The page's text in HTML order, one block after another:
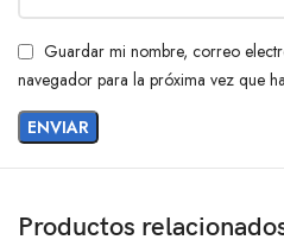
Guardar mi nombre, correo
navegador para la próxima vez que
Productos